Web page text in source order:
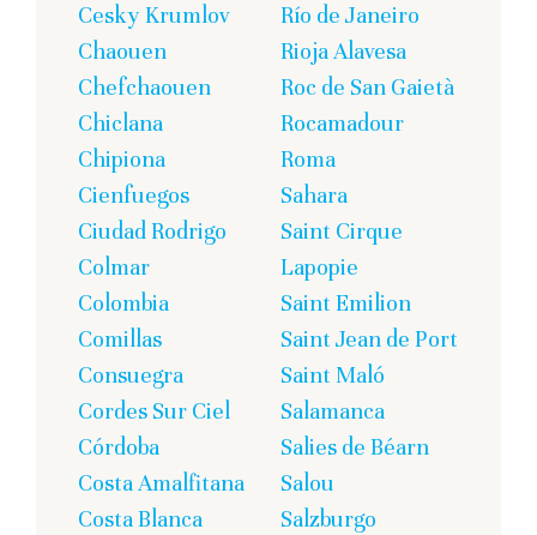
Cesky Krumlov
Chaouen
Chefchaouen
Chiclana
Chipiona
Cienfuegos
Ciudad Rodrigo
Colmar
Colombia
Comillas
Consuegra
Cordes Sur Ciel
Córdoba
Costa Amalfitana
Costa Blanca
Río de Janeiro
Rioja Alavesa
Roc de San Gaietà
Rocamadour
Roma
Sahara
Saint Cirque
Lapopie
Saint Emilion
Saint Jean de Port
Saint Maló
Salamanca
Salies de Béarn
Salou
Salzburgo